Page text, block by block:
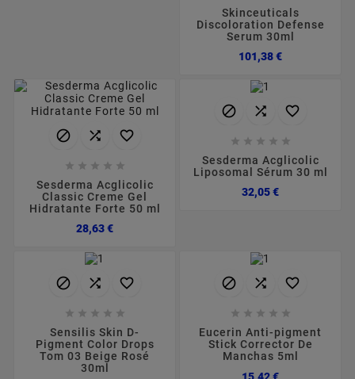
Skinceuticals
Discoloration Defense
Serum 30ml
101,38 €Preço
  
    
Sesderma Acglicolic
Classic Creme Gel
Hidratante Forte 50 ml
28,63 €Preço
  
    
Sesderma Acglicolic
Liposomal Sérum 30 ml
32,05 €Preço
  
    
Sensilis Skin D-
Pigment Color Drops
Tom 03 Beige Rosé
30ml
  
    
Eucerin Anti-pigment
Stick Corrector De
Manchas 5ml
15,42 €Preço